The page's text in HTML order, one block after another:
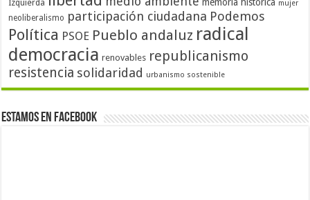
Izquierda mujer
neoliberalismo participación ciudadana Podemos
Política PSOE Pueblo andaluz radical
democracia renovables republicanismo
resistencia solidaridad urbanismo sostenible
Estamos en Facebook